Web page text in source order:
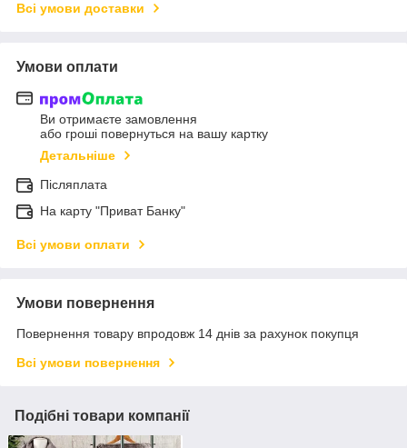
Всі умови доставки
Умови оплати
Ви отримаєте замовлення
або гроші повернуться на вашу картку
Детальніше
Післяплата
На карту "Приват Банку"
Всі умови оплати
Умови повернення
Повернення товару впродовж 14 днів за рахунок покупця
Всі умови повернення
Подібні товари компанії